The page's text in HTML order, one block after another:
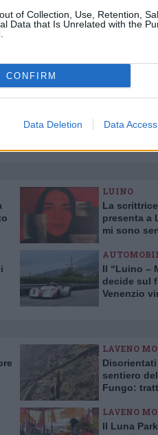
of Collection, Use, Retention,
Data that Is Unrelated with the
CONFIRM
Data Deletion Data Access
LUINO
La
presenta a
mi sono
Il “Luino –
decide sul
Venenzio
LAVENO
sentiero
Fungo:
LAVENO
Il Luna